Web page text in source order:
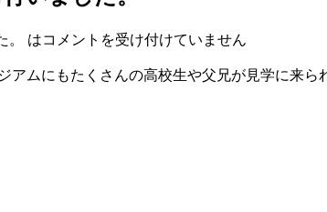
。 はコメントを受け付けていません
ムにもたくさんの高校生や父兄が見学に来ら